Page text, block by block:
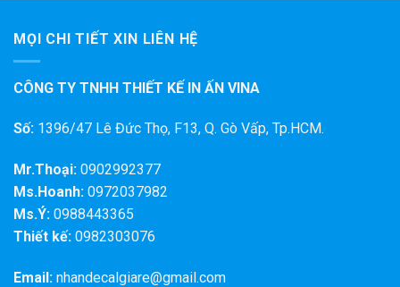
MỌI CHI TIẾT XIN LIÊN HỆ
CÔNG TY TNHH THIẾT KẾ IN ẤN VINA
Số: 1396/47 Lê Đức Thọ, F13, Q. Gò Vấp, Tp.HCM.
Mr.Thoại: 0902992377
Ms.Hoanh: 0972037982
Ms.Ý: 0988443365
Thiết kế: 0982303076
Email: nhandecalgiare@gmail.com